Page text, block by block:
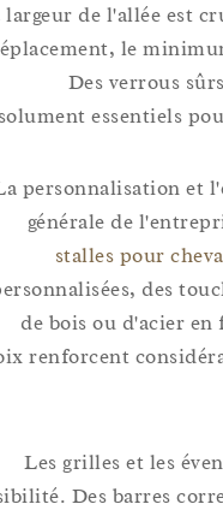
La largeur de l'allée
déplacement, le
Des
absolument
La
générale de
stalles pour
personnalisées, des
de bois ou
choix renforcent
Les grilles et
visibilité. Des barres